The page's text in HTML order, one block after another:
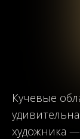
Кучевые
художника